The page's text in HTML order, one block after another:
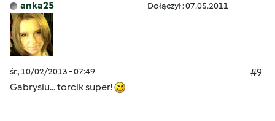
anka25 Dołączył : 07.05.2011
śr., 10/02/2013 - 07:49
#9
Gabrysiu... torcik super!